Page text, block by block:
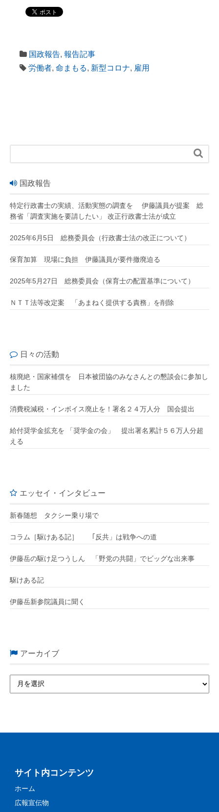
国政報告, 報告記事
労働者, 命まもる, 新型コロナ, 雇用

国政報告
特定行政書士の実績、活動実態の調査を 伊藤議員が提案 総
務省「調査実施を要請したい」 改正行政書士法が成立
2025年6月5日 総務委員会（行政書士法の改正について）
保育加算 現場に負担 伊藤議員が要件撤廃迫る
2025年5月27日 総務委員会（保育士の配置基準について）
ＮＴＴ法等改定案 「あまねく提供する責務」を削除
日々の活動
核廃絶・国家補償を 日本被団協のみなさんとの懇談会に参加し
ました
消費税減税・インボイス廃止を！署名２４万人分 国会提出
給付奨学金拡充を 「奨学金の会」 提出署名累計５６万人分超
える
エッセイ・インタビュー
新春随想 タクシー乗り場で
コラム［駆けある記］ ｢反共」は戦争への道
伊藤岳の駆け足つうしん 「野党の共闘」でビッグな出来事
駆けある記
伊藤岳新参院議員に聞く
アーカイブ
サイト内コンテンツ
ホーム
広報宣伝物